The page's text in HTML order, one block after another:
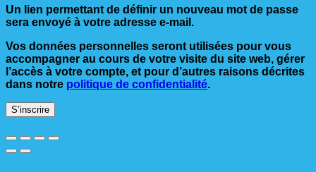
Un lien permettant de définir un nouveau mot de passe
sera envoyé à votre adresse e-mail.
Vos données personnelles seront utilisées pour vous
accompagner au cours de votre visite du site web, gérer
l’accès à votre compte, et pour d’autres raisons décrites
dans notre politique de confidentialité.
S’inscrire